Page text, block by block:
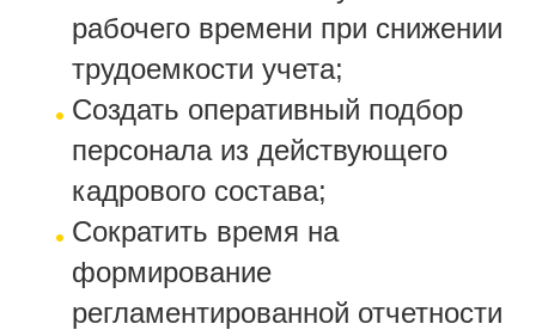
рабочего времени при снижении
трудоемкости учета;
Создать оперативный подбор
персонала из действующего
кадрового состава;
Сократить время на
формирование
регламентированной отчетности